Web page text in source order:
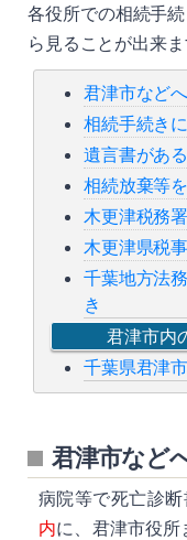
各役所での相続手
ら見ることが出来ま
君津市など
相続手続き
遺言書があ
相続放棄等
木更津税務
木更津県税
千葉地方法
き
君津市内
千葉県君津
君津市など
病院等で死亡診断
内に、君津市役